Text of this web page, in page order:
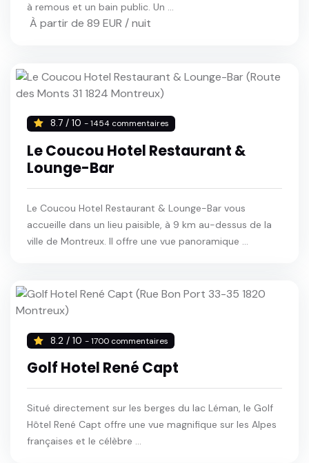
à remous et un bain public. Un ...
À partir de 89 EUR / nuit
8.7 / 10 - 1454 commentaires
Le Coucou Hotel Restaurant &
Lounge-Bar
Le Coucou Hotel Restaurant & Lounge-Bar vous
accueille dans un lieu paisible, à 9 km au-dessus de la
ville de Montreux. Il offre une vue panoramique ...
8.2 / 10 - 1700 commentaires
Golf Hotel René Capt
Situé directement sur les berges du lac Léman, le Golf
Hôtel René Capt offre une vue magnifique sur les Alpes
françaises et le célèbre ...